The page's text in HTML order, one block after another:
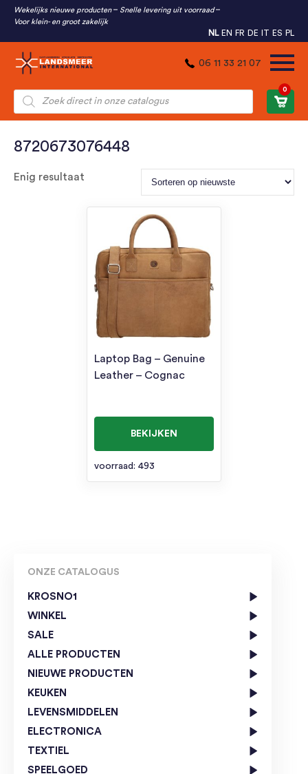
Wekelijks nieuwe producten
Snelle levering uit voorraad
Voor klein- en groot zakelijk
NL EN FR DE IT ES PL
06 11 33 21 07
Producten
zoeken
0
ONZE CATALOGUS
KROSNO1
WINKEL
SALE
ALLE PRODUCTEN
NIEUWE PRODUCTEN
KEUKEN
LEVENSMIDDELEN
ELECTRONICA
TEXTIEL
SPEELGOED
8720673076448
Enig resultaat
Laptop Bag – Genuine
Leather – Cognac
BEKIJKEN
voorraad: 493